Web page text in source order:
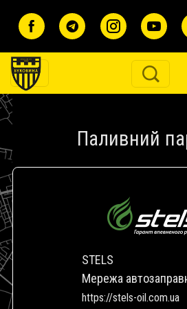
Паливний
STELS
Мережа
https://stels-oil.com.ua